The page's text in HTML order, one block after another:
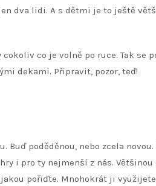
dva lidi. A s dětmi je to ještě
co je volně po ruce. Tak se
dekami. Připravit, pozor, teď!
Buď poděděnou, nebo zcela
i pro ty nejmenší z nás.
pořiďte. Mnohokrát ji